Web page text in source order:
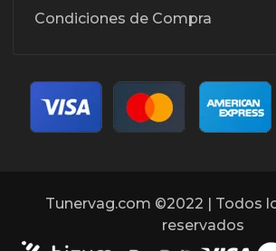
Condiciones de Compra
Tunervag.com ©2022 | Todos
reservados